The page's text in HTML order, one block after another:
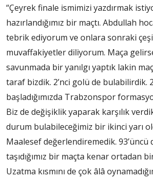
“Çeyrek finale ismimizi yazdırmak
hazırlandığımız bir maçtı. Abdullah
tebrik ediyorum ve onlara sonraki
muvaffakiyetler diliyorum. Maça
savunmada bir yanılgı yaptık lakin
taraf bizdik. 2’nci golü de bulabilirdik.
başladığımızda Trabzonspor
Biz de değişiklik yaparak karşılık
durum bulabileceğimiz bir ikinci yarı
Maalesef değerlendiremedik. 93’üncü
taşıdığımız bir maçta kenar ortadan
Uzatma kısmını de çok âlâ